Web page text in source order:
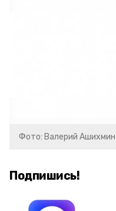
Фото: Валерий Ашихмин
Подпишись!